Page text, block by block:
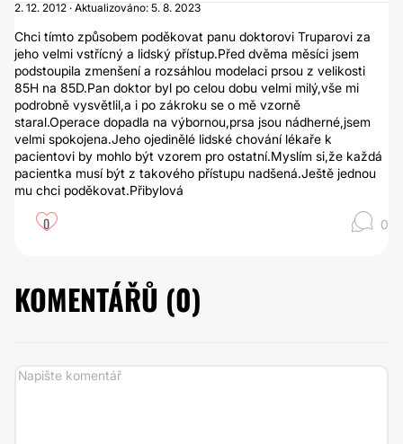
2. 12. 2012 · Aktualizováno: 5. 8. 2023
Chci tímto způsobem poděkovat panu doktorovi Truparovi za
jeho velmi vstřícný a lidský přístup.Před dvěma měsíci jsem
podstoupila zmenšení a rozsáhlou modelaci prsou z velikosti
85H na 85D.Pan doktor byl po celou dobu velmi milý,vše mi
podrobně vysvětlil,a i po zákroku se o mě vzorně
staral.Operace dopadla na výbornou,prsa jsou nádherné,jsem
velmi spokojena.Jeho ojedinělé lidské chování lékaře k
pacientovi by mohlo být vzorem pro ostatní.Myslím si,že každá
pacientka musí být z takového přístupu nadšená.Ještě jednou
mu chci poděkovat.Přibylová
0 0
KOMENTÁŘŮ (0)